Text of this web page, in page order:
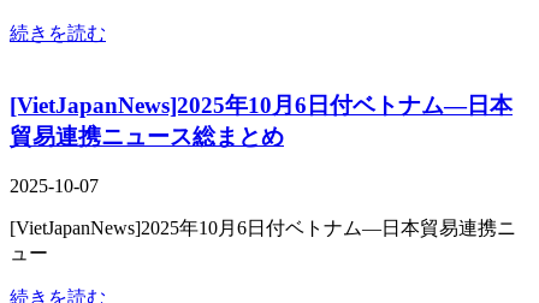
続きを読む
[VietJapanNews]2025年10月6日付ベトナム―日本
貿易連携ニュース総まとめ
2025-10-07
[VietJapanNews]2025年10月6日付ベトナム―日本貿易連携ニ
ュー
続きを読む